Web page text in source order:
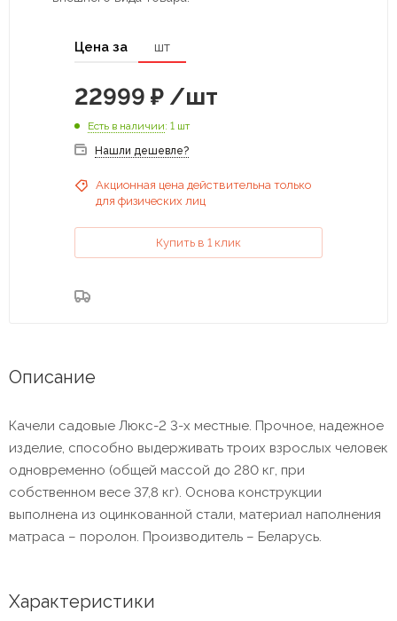
Цена за шт
22999 ₽ /шт
Есть в наличии: 1 шт
Нашли дешевле?
Акционная цена действительна только
для физических лиц
Купить в 1 клик
Описание
Качели садовые Люкс-2 3-х местные. Прочное, надежное
изделие, способно выдерживать троих взрослых человек
одновременно (общей массой до 280 кг, при
собственном весе 37,8 кг). Основа конструкции
выполнена из оцинкованной стали, материал наполнения
матраса – поролон. Производитель – Беларусь.
Характеристики